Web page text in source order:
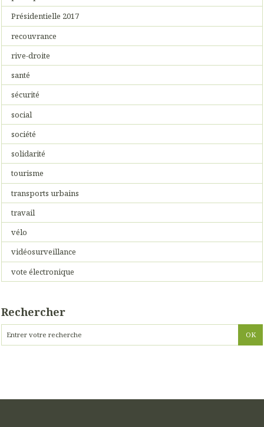
Présidentielle 2017
recouvrance
rive-droite
santé
sécurité
social
société
solidarité
tourisme
transports urbains
travail
vélo
vidéosurveillance
vote électronique
Rechercher